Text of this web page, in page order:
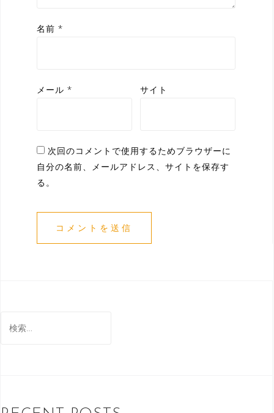
名前 *
メール * サイト
次回のコメントで使用するためブラウザーに
自分の名前、メールアドレス、サイトを保存す
る。